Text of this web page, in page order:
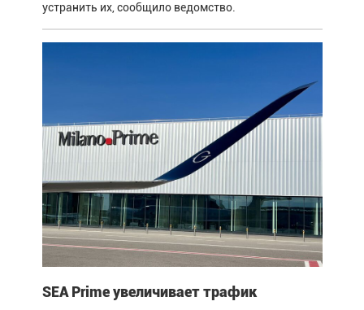
устранить их, сообщило ведомство.
SEA Prime увеличивает трафик